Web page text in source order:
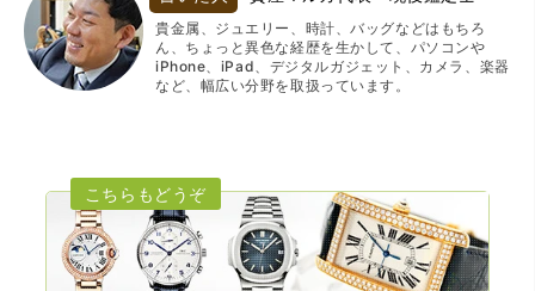
貴金属、ジュエリー、時計、バッグなどはもちろ
ん、ちょっと異色な経歴を生かして、パソコンや
iPhone、iPad、デジタルガジェット、カメラ、楽器
など、幅広い分野を取扱っています。